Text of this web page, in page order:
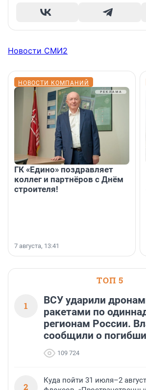
Новости СМИ2
НОВОСТИ КОМПАНИЙ
ГК «Едино» поздравляет
коллег и партнёров с Днём
строителя!
7 августа, 13:41
ТОП 5
1
ВСУ ударили
ракетами по
регионам России.
сообщили о
109 724
2
Куда пойти 31 июля–2